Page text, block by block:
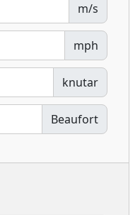
m/s
mph
knutar
Beaufort